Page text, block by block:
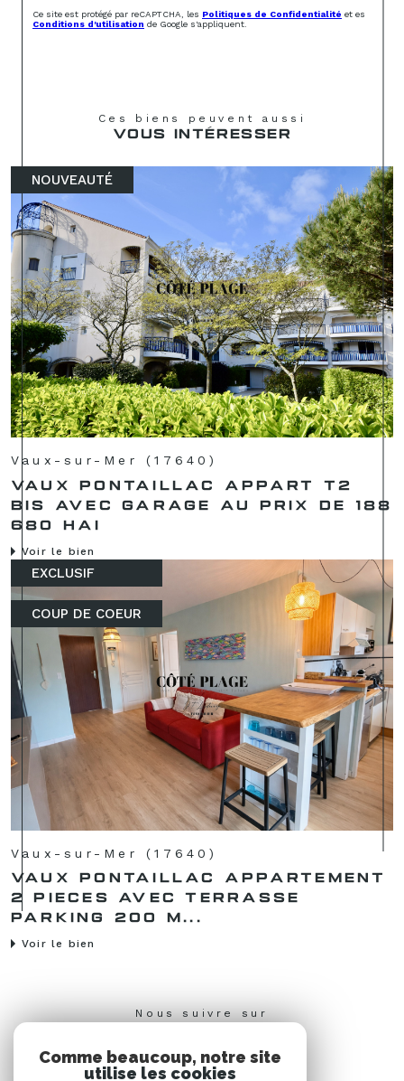
Ce site est protégé par reCAPTCHA, les Politiques de Confidentialité et es
Conditions d'utilisation de Google s'appliquent.
Ces biens peuvent aussi
VOUS INTÉRESSER
NOUVEAUTÉ
Vaux-sur-Mer (17640)
VAUX PONTAILLAC APPART T2
BIS AVEC GARAGE AU PRIX DE 188
680 HAI
Voir le bien
EXCLUSIF
COUP DE COEUR
Vaux-sur-Mer (17640)
VAUX PONTAILLAC APPARTEMENT
2 PIECES AVEC TERRASSE
PARKING 200 M...
Voir le bien
Nous suivre sur
Comme beaucoup, notre site
utilise les cookies